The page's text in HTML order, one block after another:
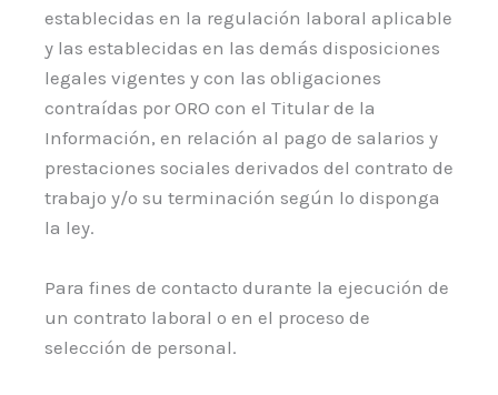
establecidas en la regulación laboral aplicable
y las establecidas en las demás disposiciones
legales vigentes y con las obligaciones
contraídas por ORO con el Titular de la
Información, en relación al pago de salarios y
prestaciones sociales derivados del contrato de
trabajo y/o su terminación según lo disponga
la ley.
Para fines de contacto durante la ejecución de
un contrato laboral o en el proceso de
selección de personal.